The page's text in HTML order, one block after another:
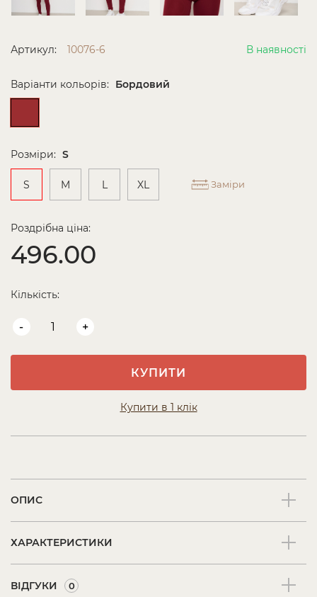
Артикул: 10076-6 В наявності
Варіанти кольорів: Бордовий
Розміри: S
S M L XL Заміри
Роздрібна ціна:
496.00
Кількість:
- +
КУПИТИ
Купити в 1 клік
ОПИС
ХАРАКТЕРИСТИКИ
ВІДГУКИ 0